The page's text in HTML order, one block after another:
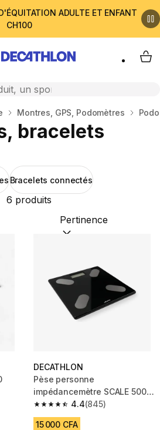
ADULTE ET ENFANT
CH100
My
Montres, GPS, Podomètres
bracelets
Bracelets connectés
6 produits
Trier par :(optional)
reviews
DECATHLON
Pèse personne
impédancemètre SCALE 500
verre
4.4
4.4 out of 5 stars from 845
(845)
15 000 CFA